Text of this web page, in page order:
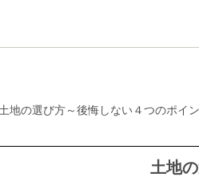
土地の選び方～後悔しない４つのポイ
土地